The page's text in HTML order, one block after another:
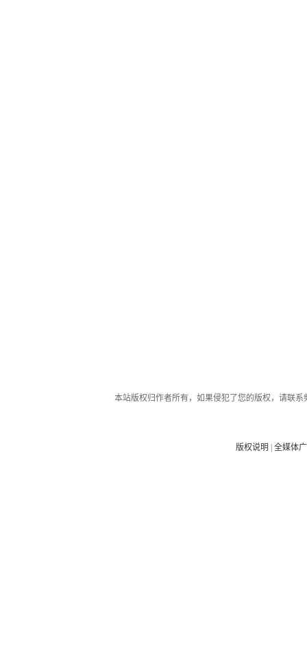
本站版权归作者所有，如果侵犯了您的版权，请联
版权说明 |全媒体